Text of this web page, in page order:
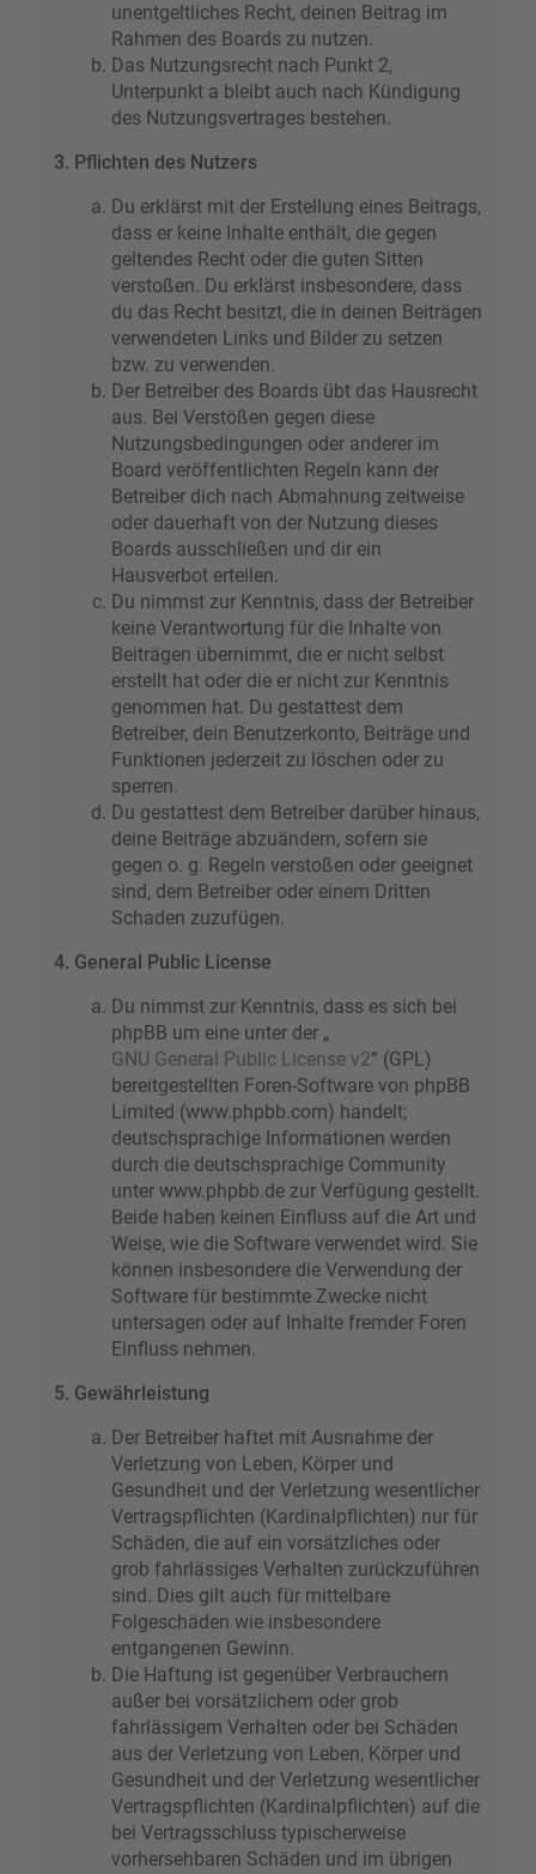
unentgeltliches Recht, deinen Beitrag im
Rahmen des Boards zu nutzen.
Das Nutzungsrecht nach Punkt 2,
Unterpunkt a bleibt auch nach Kündigung
des Nutzungsvertrages bestehen.
3. Pflichten des Nutzers
Du erklärst mit der Erstellung eines Beitrags,
dass er keine Inhalte enthält, die gegen
geltendes Recht oder die guten Sitten
verstoßen. Du erklärst insbesondere, dass
du das Recht besitzt, die in deinen Beiträgen
verwendeten Links und Bilder zu setzen
bzw. zu verwenden.
Der Betreiber des Boards übt das Hausrecht
aus. Bei Verstößen gegen diese
Nutzungsbedingungen oder anderer im
Board veröffentlichten Regeln kann der
Betreiber dich nach Abmahnung zeitweise
oder dauerhaft von der Nutzung dieses
Boards ausschließen und dir ein
Hausverbot erteilen.
Du nimmst zur Kenntnis, dass der Betreiber
keine Verantwortung für die Inhalte von
Beiträgen übernimmt, die er nicht selbst
erstellt hat oder die er nicht zur Kenntnis
genommen hat. Du gestattest dem
Betreiber, dein Benutzerkonto, Beiträge und
Funktionen jederzeit zu löschen oder zu
sperren.
Du gestattest dem Betreiber darüber hinaus,
deine Beiträge abzuändern, sofern sie
gegen o. g. Regeln verstoßen oder geeignet
sind, dem Betreiber oder einem Dritten
Schaden zuzufügen.
4. General Public License
Du nimmst zur Kenntnis, dass es sich bei
phpBB um eine unter der „
GNU General Public License v2“ (GPL)
bereitgestellten Foren-Software von phpBB
Limited (www.phpbb.com) handelt;
deutschsprachige Informationen werden
durch die deutschsprachige Community
unter www.phpbb.de zur Verfügung gestellt.
Beide haben keinen Einfluss auf die Art und
Weise, wie die Software verwendet wird. Sie
können insbesondere die Verwendung der
Software für bestimmte Zwecke nicht
untersagen oder auf Inhalte fremder Foren
Einfluss nehmen.
5. Gewährleistung
Der Betreiber haftet mit Ausnahme der
Verletzung von Leben, Körper und
Gesundheit und der Verletzung wesentlicher
Vertragspflichten (Kardinalpflichten) nur für
Schäden, die auf ein vorsätzliches oder
grob fahrlässiges Verhalten zurückzuführen
sind. Dies gilt auch für mittelbare
Folgeschäden wie insbesondere
entgangenen Gewinn.
Die Haftung ist gegenüber Verbrauchern
außer bei vorsätzlichem oder grob
fahrlässigem Verhalten oder bei Schäden
aus der Verletzung von Leben, Körper und
Gesundheit und der Verletzung wesentlicher
Vertragspflichten (Kardinalpflichten) auf die
bei Vertragsschluss typischerweise
vorhersehbaren Schäden und im übrigen